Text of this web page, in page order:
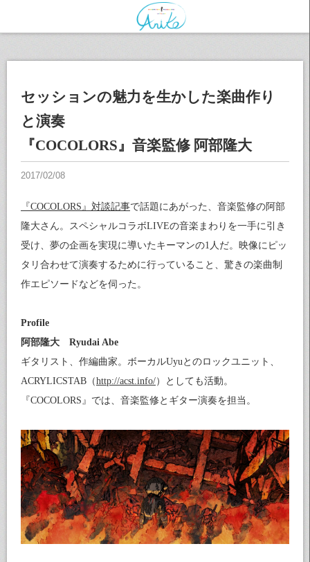
セッションの魅力を生かした楽曲作り
と演奏
『COCOLORS』音楽監修 阿部隆大
『COCOLORS』対談記事で話題にあがった、音楽監修の阿部
隆大さん。スペシャルコラボLIVEの音楽まわりを一手に引き
受け、夢の企画を実現に導いたキーマンの1人だ。映像にピッ
タリ合わせて演奏するために行っていること、驚きの楽曲制
作エピソードなどを伺った。
Profile
阿部隆大 Ryudai Abe
ギタリスト、作編曲家。ボーカルUyuとのロックユニット、
ACRYLICSTAB（http://acst.info/）としても活動。
『COCOLORS』では、音楽監修とギター演奏を担当。